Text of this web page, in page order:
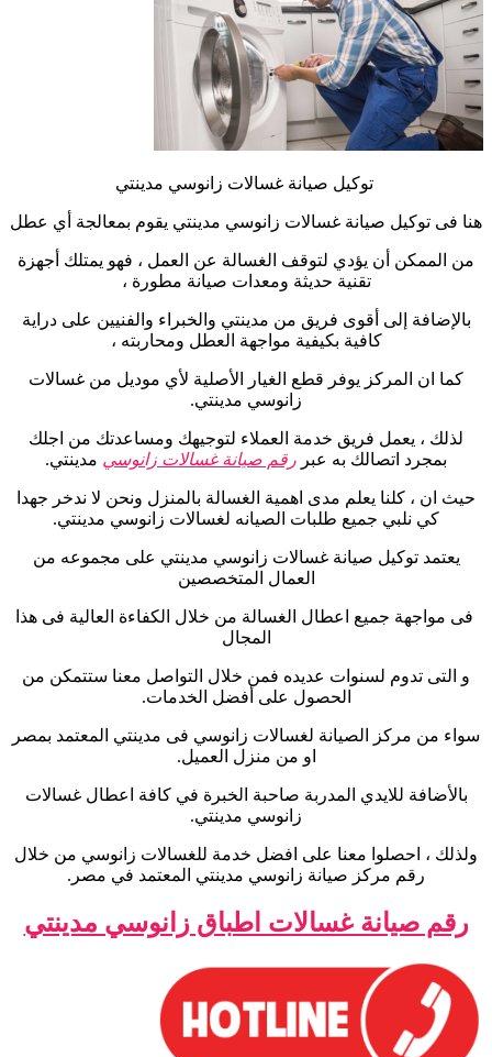
توكيل صيانة غسالات زانوسي مدينتي
هنا فى توكيل صيانة غسالات زانوسي مدينتي يقوم بمعالجة أي عطل
من الممكن أن يؤدي لتوقف الغسالة عن العمل ، فهو يمتلك أجهزة
تقنية حديثة ومعدات صيانة مطورة ،
بالإضافة إلى أقوى فريق من مدينتي والخبراء والفنيين على دراية
كافية بكيفية مواجهة العطل ومحاربته ،
كما ان المركز يوفر قطع الغيار الأصلية لأي موديل من غسالات
زانوسي مدينتي.
لذلك ، يعمل فريق خدمة العملاء لتوجيهك ومساعدتك من اجلك
بمجرد اتصالك به عبر رقم صيانة غسالات زانوسي مدينتي.
حيث ان ، كلنا يعلم مدى اهمية الغسالة بالمنزل ونحن لا ندخر جهدا
كي نلبي جميع طلبات الصيانه لغسالات زانوسي مدينتي.
يعتمد توكيل صيانة غسالات زانوسي مدينتي على مجموعه من
العمال المتخصصين
فى مواجهة جميع اعطال الغسالة من خلال الكفاءة العالية فى هذا
المجال
و التى تدوم لسنوات عديده فمن خلال التواصل معنا ستتمكن من
الحصول على أفضل الخدمات.
سواء من مركز الصيانة لغسالات زانوسي فى مدينتي المعتمد بمصر
او من منزل العميل.
بالأضافة للايدي المدربة صاحبة الخبرة في كافة اعطال غسالات
زانوسي مدينتي.
ولذلك ، احصلوا معنا على افضل خدمة للغسالات زانوسي من خلال
رقم مركز صيانة زانوسي مدينتي المعتمد في مصر.
رقم صيانة غسالات اطباق زانوسي مدينتي